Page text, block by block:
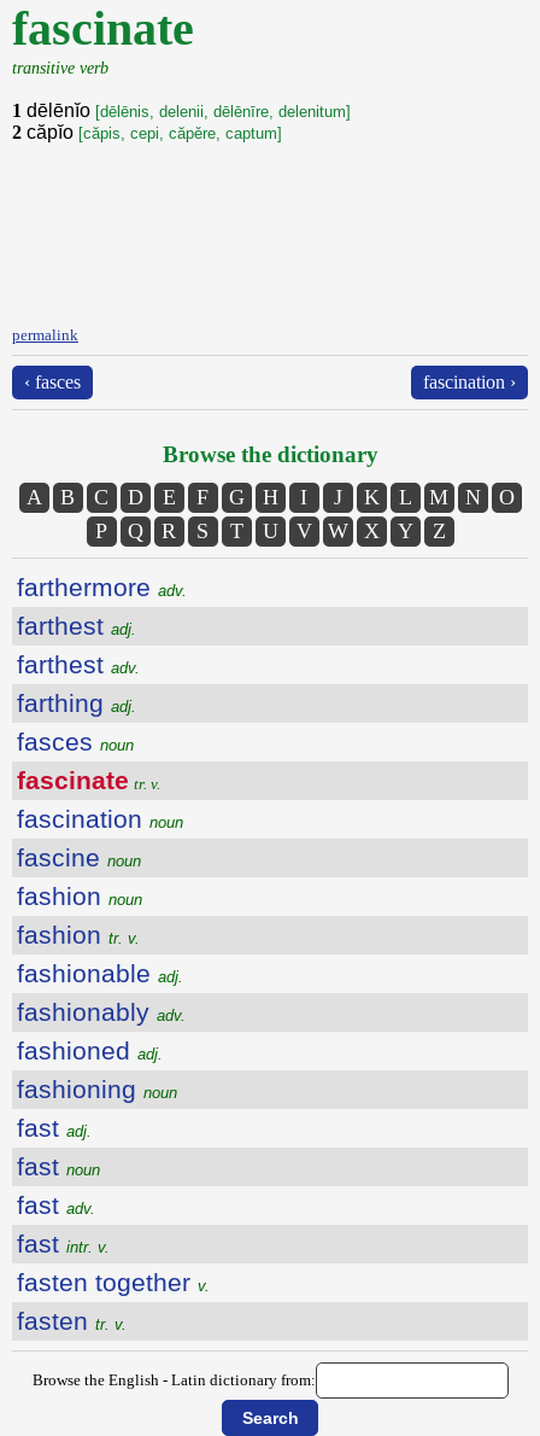
fascinate
transitive verb
1 dēlēnĭo [dēlēnis, delenii, dēlēnīre, delenitum]
2 căpĭo [căpis, cepi, căpěre, captum]
permalink
‹ fasces fascination ›
Browse the dictionary
A B C D E F G H I J K L M N
O
P
Q R S T U V W X Y Z
farthermore adv.
farthest adj.
farthest adv.
farthing adj.
fasces noun
fascinate tr. v.
fascination noun
fascine noun
fashion noun
fashion tr. v.
fashionable adj.
fashionably adv.
fashioned adj.
fashioning noun
fast adj.
fast noun
fast adv.
fast intr. v.
fasten together v.
fasten tr. v.
Browse the English - Latin dictionary from: